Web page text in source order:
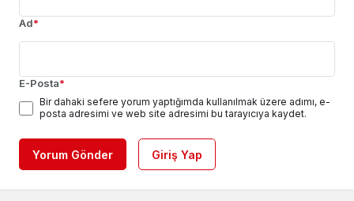
Ad*
E-Posta*
Bir dahaki sefere yorum yaptığımda kullanılmak üzere adımı, e-
posta adresimi ve web site adresimi bu tarayıcıya kaydet.
Yorum Gönder Giriş Yap